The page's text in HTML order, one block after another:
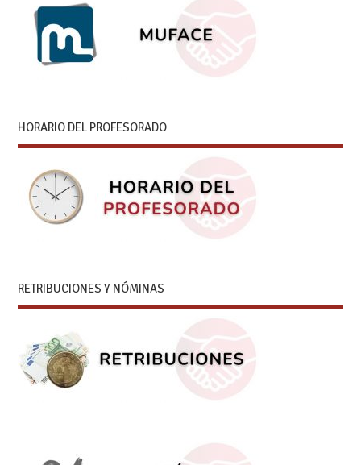
HORARIO DEL PROFESORADO
RETRIBUCIONES Y NÓMINAS